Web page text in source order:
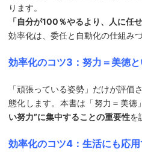
ります。
「自分が100％やるより、人に任
効率化は、委任と自動化の仕組み
効率化のコツ3：努力＝美徳
「頑張っている姿勢」だけが評価
態化します。本書は「努力＝美徳
い努力”に集中することの重要性を
効率化のコツ4：生活にも応